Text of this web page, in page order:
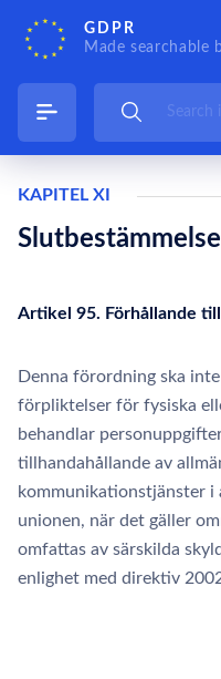
GDPR
Made searchable
KAPITEL XI
Artikel 95. Förhållande
Denna förordning ska
förpliktelser för fysiska
behandlar
tillhandahållande av
kommunikationstjänster i
unionen, när det gäller
omfattas av särskilda
enlighet med direktiv